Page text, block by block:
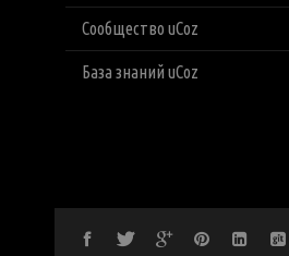
Сообщество uCoz
База знаний uCoz